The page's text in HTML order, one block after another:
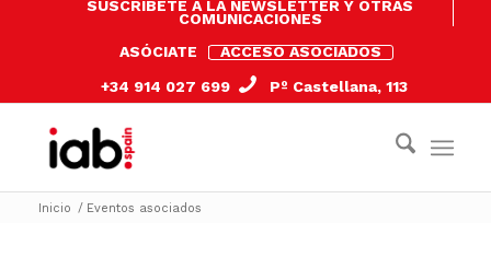
SUSCRÍBETE A LA NEWSLETTER Y OTRAS
COMUNICACIONES
ASÓCIATE
ACCESO ASOCIADOS
+34 914 027 699
Pº Castellana, 113
Inicio / Eventos asociados